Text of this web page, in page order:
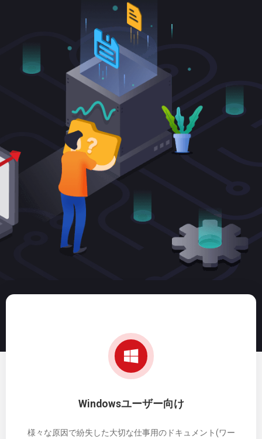
Windowsユーザー向け
様々な原因で紛失した大切な仕事用のドキュメント(ワー